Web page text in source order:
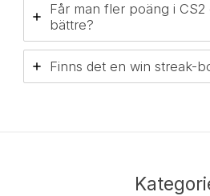
Får man fler poäng i
bättre?
Finns det en win streak-